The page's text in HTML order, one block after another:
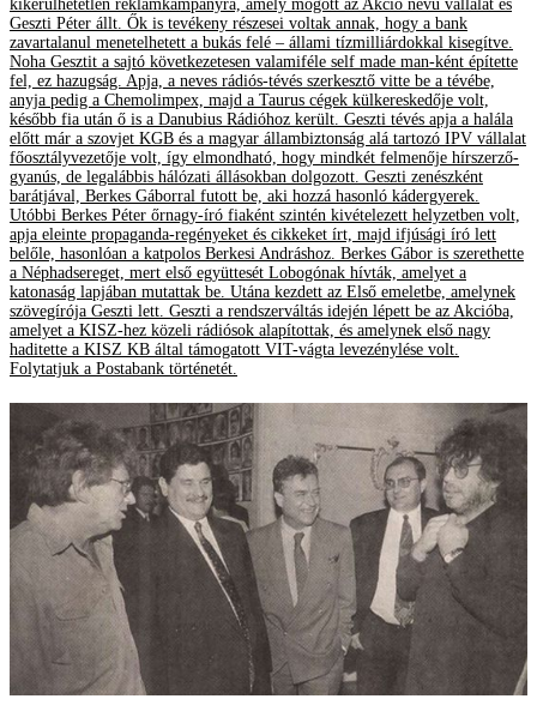
kikerülhetetlen reklámkampányra, amely mögött az Akció nevű vállalat és
Geszti Péter állt. Ők is tevékeny részesei voltak annak, hogy a bank
zavartalanul menetelhetett a bukás felé – állami tízmilliárdokkal kisegítve.
Noha Gesztit a sajtó következetesen valamiféle self made man-ként építette
fel, ez hazugság. Apja, a neves rádiós-tévés szerkesztő vitte be a tévébe,
anyja pedig a Chemolimpex, majd a Taurus cégek külkereskedője volt,
később fia után ő is a Danubius Rádióhoz került. Geszti tévés apja a halála
előtt már a szovjet KGB és a magyar állambiztonság alá tartozó IPV vállalat
főosztályvezetője volt, így elmondható, hogy mindkét felmenője hírszerző-
gyanús, de legalábbis hálózati állásokban dolgozott. Geszti zenészként
barátjával, Berkes Gáborral futott be, aki hozzá hasonló kádergyerek.
Utóbbi Berkes Péter őrnagy-író fiaként szintén kivételezett helyzetben volt,
apja eleinte propaganda-regényeket és cikkeket írt, majd ifjúsági író lett
belőle, hasonlóan a katpolos Berkesi Andráshoz. Berkes Gábor is szerethette
a Néphadsereget, mert első együttesét Lobogónak hívták, amelyet a
katonaság lapjában mutattak be. Utána kezdett az Első emeletbe, amelynek
szövegírója Geszti lett. Geszti a rendszerváltás idején lépett be az Akcióba,
amelyet a KISZ-hez közeli rádiósok alapítottak, és amelynek első nagy
haditette a KISZ KB által támogatott VIT-vágta levezénylése volt.
Folytatjuk a Postabank történetét.